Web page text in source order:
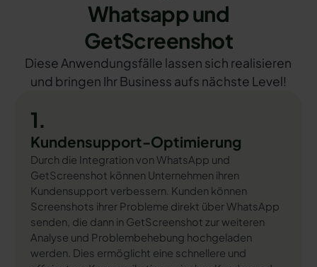
Whatsapp und
GetScreenshot
Diese Anwendungsfälle lassen sich realisieren
und bringen Ihr Business aufs nächste Level!
1.
Kundensupport-Optimierung
Durch die Integration von WhatsApp und
GetScreenshot können Unternehmen ihren
Kundensupport verbessern. Kunden können
Screenshots ihrer Probleme direkt über WhatsApp
senden, die dann in GetScreenshot zur weiteren
Analyse und Problembehebung hochgeladen
werden. Dies ermöglicht eine schnellere und